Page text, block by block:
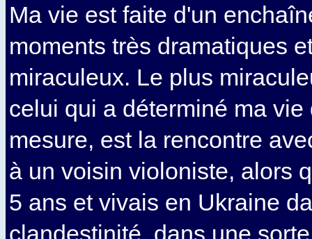
Ma vie est faite d'un
moments très dramatiques
miraculeux. Le plus
celui qui a déterminé ma
mesure, est la rencontre
à un voisin violoniste, alors
5 ans et vivais en Ukraine
clandestinité, dans une